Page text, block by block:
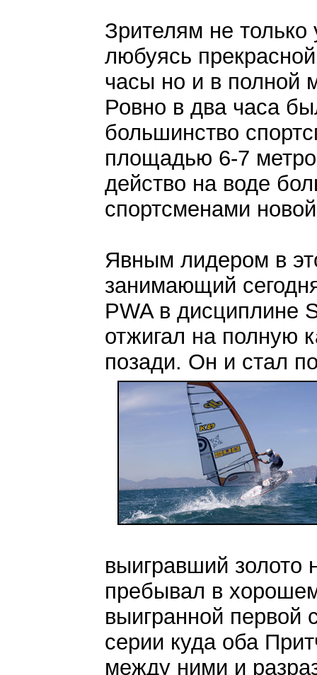
Зрителям не
любуясь
часы но и в полной
Ровно в два часа
большинство
площадью 6-7
действо на воде
спортсменами
Явным лидером в
занимающий
PWA в дисциплине
отжигал на полную
позади. Он и стал
выигравший золото
пребывал в
выигранной
серии куда оба
между ними и